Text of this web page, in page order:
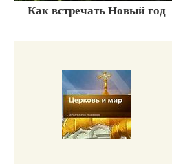
Как встречать Новый год